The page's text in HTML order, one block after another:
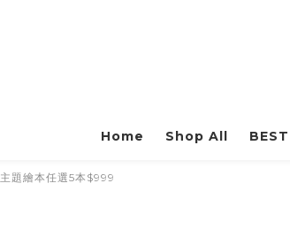
Home Shop All
主題繪本任選5本$999